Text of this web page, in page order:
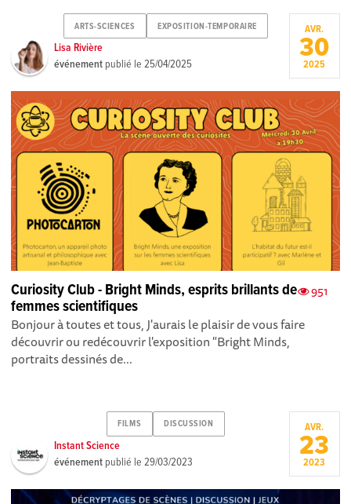
ARTS-SCIENCES EXPOSITION-TEMPORAIRE
Lisa Rivière
événement publié le25/04/2025
AVR.
30
2025
951
Curiosity Club - Bright Minds, esprits brillants de
femmes scientifiques
Bonjour à toutes et tous, J'aurais le plaisir de vous faire
découvrir ou redécouvrir l'exposition "Bright Minds,
portraits dessinés de...
FILMS DISCUSSION
Instant Science
événement publié le29/03/2023
AVR.
23
2023